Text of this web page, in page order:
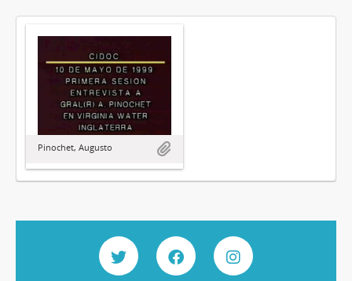
Pinochet, Augusto